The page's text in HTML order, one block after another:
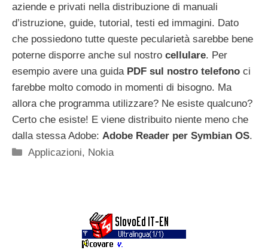
aziende e privati nella distribuzione di manuali
d’istruzione, guide, tutorial, testi ed immagini. Dato
che possiedono tutte queste pecularietà sarebbe bene
poterne disporre anche sul nostro cellulare. Per
esempio avere una guida PDF sul nostro telefono ci
farebbe molto comodo in momenti di bisogno. Ma
allora che programma utilizzare? Ne esiste qualcuno?
Certo che esiste! E viene distribuito niente meno che
dalla stessa Adobe: Adobe Reader per Symbian OS.
Categorie
Applicazioni, Nokia